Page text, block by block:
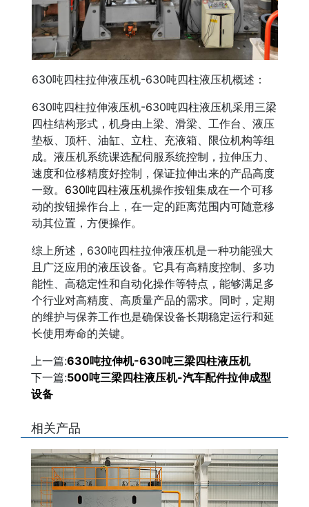
630吨四柱拉伸液压机-630吨四柱液压机概述：
630吨四柱拉伸液压机-630吨四柱液压机采用三梁
四柱结构形式，机身由上梁、滑梁、工作台、液压
垫板、顶杆、油缸、立柱、充液箱、限位机构等组
成。液压机系统课选配伺服系统控制，拉伸压力、
速度和位移精度好控制，保证拉伸出来的产品高度
一致。 630吨四柱液压机操作按钮集成在一个可移
动的按钮操作台上，在一定的距离范围内可随意移
动其位置，方便操作。
综上所述，630吨四柱拉伸液压机是一种功能强大
且广泛应用的液压设备。它具有高精度控制、多功
能性、高稳定性和自动化操作等特点，能够满足多
个行业对高精度、高质量产品的需求。同时，定期
的维护与保养工作也是确保设备长期稳定运行和延
长使用寿命的关键。
上一篇:630吨拉伸机-630吨三梁四柱液压机
下一篇:500吨三梁四柱液压机-汽车配件拉伸成型
设备
相关产品